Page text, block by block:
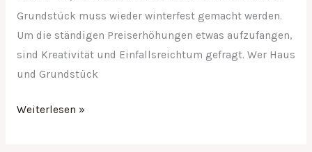
Grundstück muss wieder winterfest gemacht werden.
Um die ständigen Preiserhöhungen etwas aufzufangen,
sind Kreativität und Einfallsreichtum gefragt. Wer Haus
und Grundstück
Weiterlesen »